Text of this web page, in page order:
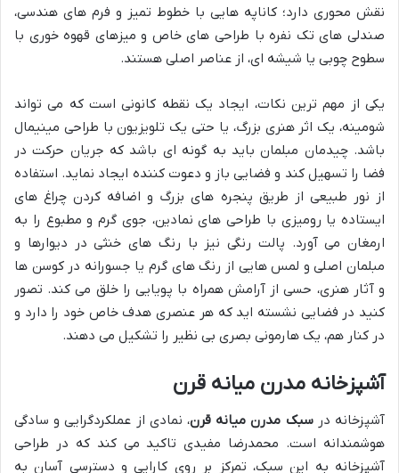
نقش محوری دارد؛ کاناپه هایی با خطوط تمیز و فرم های هندسی،
صندلی های تک نفره با طراحی های خاص و میزهای قهوه خوری با
سطوح چوبی یا شیشه ای، از عناصر اصلی هستند.
یکی از مهم ترین نکات، ایجاد یک نقطه کانونی است که می تواند
شومینه، یک اثر هنری بزرگ، یا حتی یک تلویزیون با طراحی مینیمال
باشد. چیدمان مبلمان باید به گونه ای باشد که جریان حرکت در
فضا را تسهیل کند و فضایی باز و دعوت کننده ایجاد نماید. استفاده
از نور طبیعی از طریق پنجره های بزرگ و اضافه کردن چراغ های
ایستاده یا رومیزی با طراحی های نمادین، جوی گرم و مطبوع را به
ارمغان می آورد. پالت رنگی نیز با رنگ های خنثی در دیوارها و
مبلمان اصلی و لمس هایی از رنگ های گرم یا جسورانه در کوسن ها
و آثار هنری، حسی از آرامش همراه با پویایی را خلق می کند. تصور
کنید در فضایی نشسته اید که هر عنصری هدف خاص خود را دارد و
در کنار هم، یک هارمونی بصری بی نظیر را تشکیل می دهند.
آشپزخانه مدرن میانه قرن
آشپزخانه درسبک مدرن میانه قرن، نمادی از عملکردگرایی و سادگی
هوشمندانه است. محمدرضا مفیدی تاکید می کند که در طراحی
آشپزخانه به این سبک، تمرکز بر روی کارایی و دسترسی آسان به